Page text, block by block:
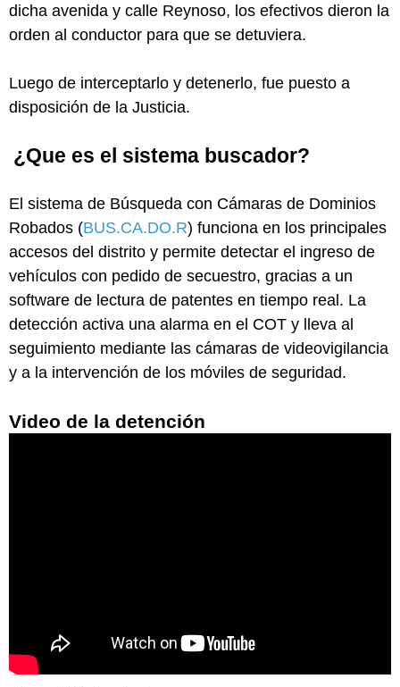
dicha avenida y calle Reynoso, los efectivos dieron la
orden al conductor para que se detuviera.
Luego de interceptarlo y detenerlo, fue puesto a
disposición de la Justicia.
¿Que es el sistema buscador?
El sistema de Búsqueda con Cámaras de Dominios
Robados (BUS.CA.DO.R) funciona en los principales
accesos del distrito y permite detectar el ingreso de
vehículos con pedido de secuestro, gracias a un
software de lectura de patentes en tiempo real. La
detección activa una alarma en el COT y lleva al
seguimiento mediante las cámaras de videovigilancia
y a la intervención de los móviles de seguridad.
Video de la detención